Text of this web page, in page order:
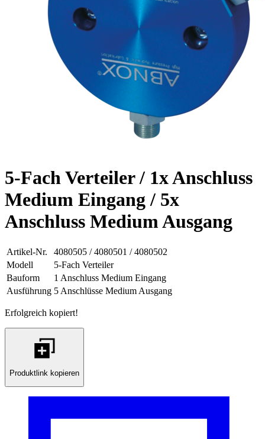
5-Fach Verteiler / 1x Anschluss
Medium Eingang / 5x
Anschluss Medium Ausgang
Artikel-Nr.
4080505 / 4080501 / 4080502
Modell
5-Fach Verteiler
Bauform
1 Anschluss Medium Eingang
Ausführung 5 Anschlüsse Medium Ausgang
Erfolgreich kopiert!
Produktlink kopieren